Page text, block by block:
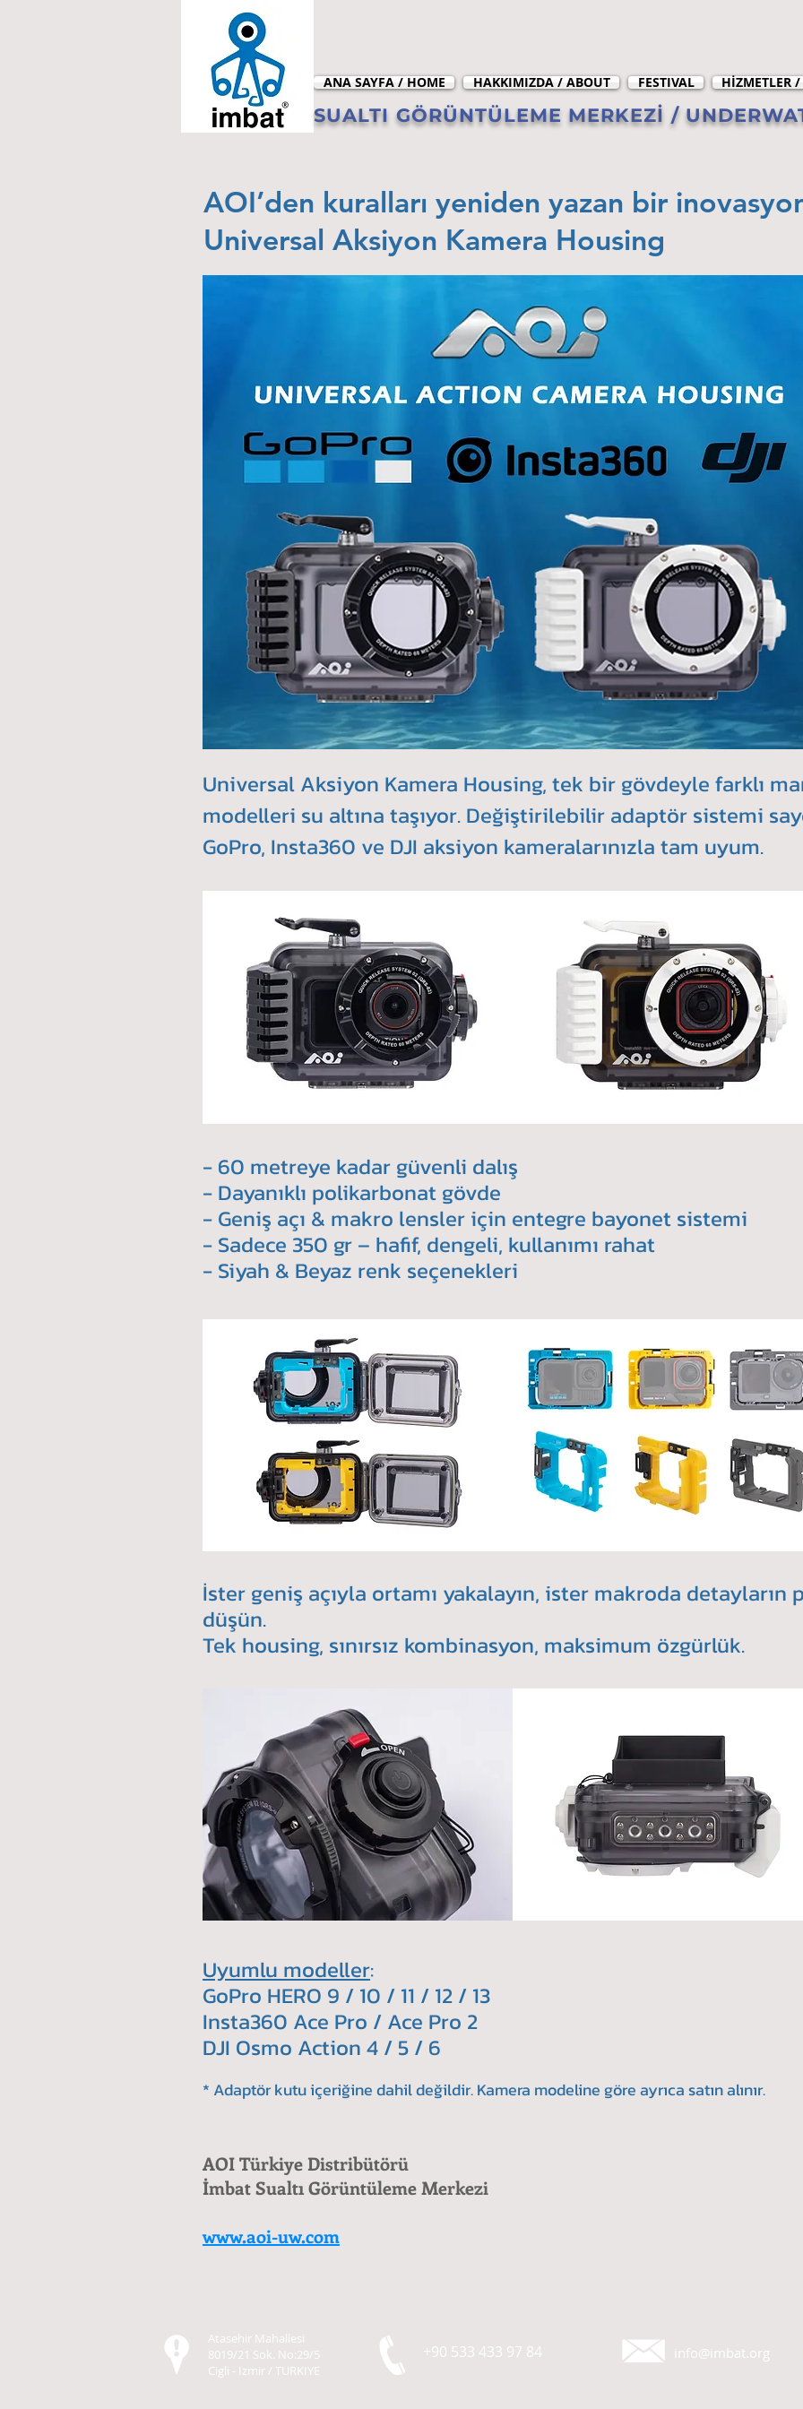
ANA SAYFA / HOME HAKKIMIZDA / ABOUT FESTIVAL HİZMETLER /
SUALTI GÖRÜNTÜLEME MERKEZİ /
AOI’den kuralları yeniden yazan bir
Universal Aksiyon Kamera Housing
Universal Aksiyon Kamera Housing, tek bir gövdeyle farklı
modelleri su altına taşıyor. Değiştirilebilir adaptör sistemi
GoPro, Insta360 ve DJI aksiyon kameralarınızla tam uyum.
- 60 metreye kadar güvenli dalış
- Dayanıklı polikarbonat gövde
- Geniş açı & makro lensler için entegre bayonet sistemi
- Sadece 350 gr – hafif, dengeli, kullanımı rahat
- Siyah & Beyaz renk seçenekleri
İster geniş açıyla ortamı yakalayın, ister makroda detayların
düşün.
Tek housing, sınırsız kombinasyon, maksimum özgürlük.
Uyumlu modeller:
GoPro HERO 9 / 10 / 11 / 12 / 13
Insta360 Ace Pro / Ace Pro 2
DJI Osmo Action 4 / 5 / 6
* Adaptör kutu içeriğine dahil değildir. Kamera modeline göre ayrıca satın alınır.
AOI Türkiye Distribütörü
İmbat Sualtı Görüntüleme Merkezi
www.aoi-uw.com
Atasehir Mahallesi
8019/21 Sok. No:29/5
Cigli - Izmir / TURKIYE
+90 533 433 97 84 info@imbat.org